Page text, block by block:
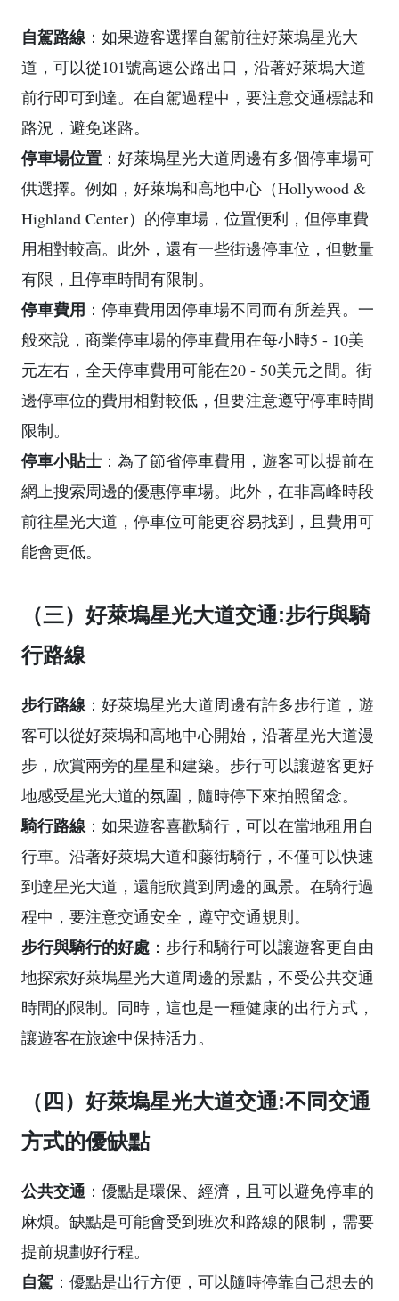
自駕路線 ：如果遊客選擇自駕前往好萊塢星光大
道，可以從101號高速公路出口，沿著好萊塢大道
前行即可到達。在自駕過程中，要注意交通標誌和
路況，避免迷路。
停車場位置 ：好萊塢星光大道周邊有多個停車場可
供選擇。例如，好萊塢和高地中心（Hollywood &
Highland Center）的停車場，位置便利，但停車費
用相對較高。此外，還有一些街邊停車位，但數量
有限，且停車時間有限制。
停車費用 ：停車費用因停車場不同而有所差異。一
般來說，商業停車場的停車費用在每小時5 - 10美
元左右，全天停車費用可能在20 - 50美元之間。街
邊停車位的費用相對較低，但要注意遵守停車時間
限制。
停車小貼士 ：為了節省停車費用，遊客可以提前在
網上搜索周邊的優惠停車場。此外，在非高峰時段
前往星光大道，停車位可能更容易找到，且費用可
能會更低。
（三）好萊塢星光大道交通:步行與騎
行路線
步行路線 ：好萊塢星光大道周邊有許多步行道，遊
客可以從好萊塢和高地中心開始，沿著星光大道漫
步，欣賞兩旁的星星和建築。步行可以讓遊客更好
地感受星光大道的氛圍，隨時停下來拍照留念。
騎行路線 ：如果遊客喜歡騎行，可以在當地租用自
行車。沿著好萊塢大道和藤街騎行，不僅可以快速
到達星光大道，還能欣賞到周邊的風景。在騎行過
程中，要注意交通安全，遵守交通規則。
步行與騎行的好處 ：步行和騎行可以讓遊客更自由
地探索好萊塢星光大道周邊的景點，不受公共交通
時間的限制。同時，這也是一種健康的出行方式，
讓遊客在旅途中保持活力。
（四）好萊塢星光大道交通:不同交通
方式的優缺點
公共交通 ：優點是環保、經濟，且可以避免停車的
麻煩。缺點是可能會受到班次和路線的限制，需要
提前規劃好行程。
自駕 ：優點是出行方便，可以隨時停靠自己想去的